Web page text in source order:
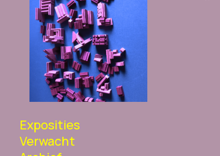
Exposities
Verwacht